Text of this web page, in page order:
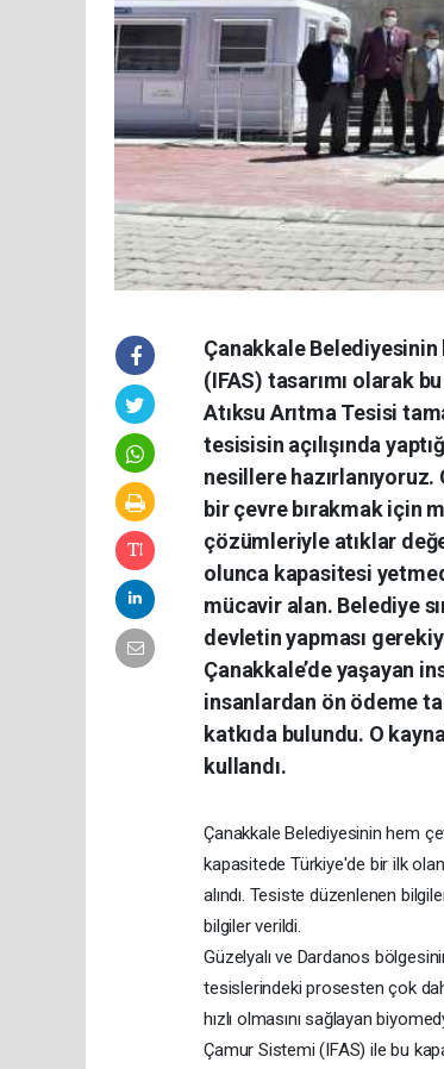
Çanakkale
(IFAS) tasarımı olarak
Atıksu Arıtma Tesisi
tesisisin açılışında
nesillere
bir çevre bırakmak için
çözümleriyle atıklar
olunca kapasitesi
mücavir alan. Belediye
devletin yapması
Çanakkale’de yaşayan
insanlardan ön ödeme
katkıda bulundu. O
kullandı.
Çanakkale Belediyesinin hem
kapasitede Türkiye'de bir ilk
alındı. Tesiste düzenlenen
bilgiler verildi.
Güzelyalı ve Dardanos
tesislerindeki prosesten çok
hızlı olmasını sağlayan
Çamur Sistemi (IFAS) ile bu